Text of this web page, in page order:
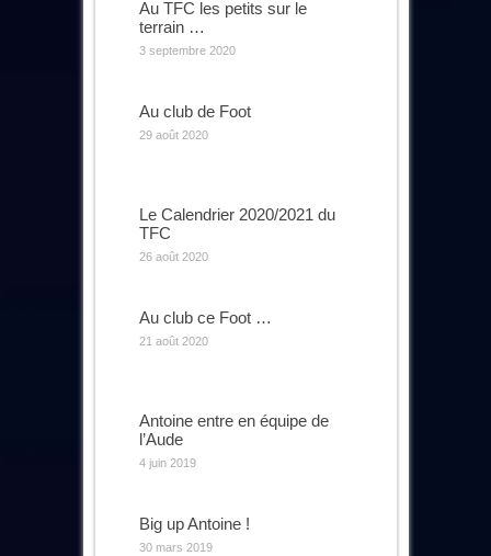
Au TFC les petits sur le
terrain …
3 septembre 2020
Au club de Foot
29 août 2020
Le Calendrier 2020/2021 du
TFC
26 août 2020
Au club ce Foot …
21 août 2020
Antoine entre en équipe de
l’Aude
4 juin 2019
Big up Antoine !
30 mars 2019